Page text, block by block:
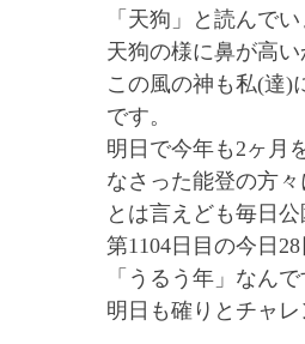
「天狗」と読んで
天狗の様に鼻が高
この風の神も私(達)
です。
明日で今年も2ヶ月
なさった能登の方
とは言えども毎日
第1104日目の今日
「うるう年」なん
明日も確りとチャ